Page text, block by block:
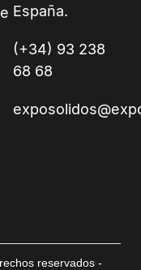
España.
(+34) 93 238
68 68
reservados -